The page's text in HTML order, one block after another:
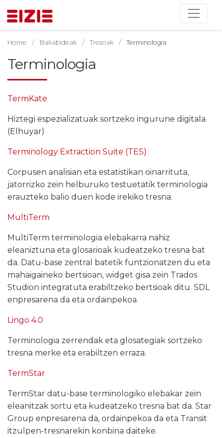
Home Baliabideak Tresnak Terminologia
Terminologia
TermKate
Hiztegi espezializatuak sortzeko ingurune digitala
(Elhuyar)
Terminology Extraction Suite (TES)
Corpusen analisian eta estatistikan oinarrituta,
jatorrizko zein helburuko testuetatik terminologia
erauzteko balio duen kode irekiko tresna.
MultiTerm
MultiTerm terminologia elebakarra nahiz
eleaniztuna eta glosarioak kudeatzeko tresna bat
da. Datu-base zentral batetik funtzionatzen du eta
mahaigaineko bertsioan, widget gisa zein Trados
Studion integratuta erabiltzeko bertsioak ditu. SDL
enpresarena da eta ordainpekoa.
Lingo 4.0
Terminologia zerrendak eta glosategiak sortzeko
tresna merke eta erabiltzen erraza.
TermStar
TermStar datu-base terminologiko elebakar zein
eleanitzak sortu eta kudeatzeko tresna bat da. Star
Group enpresarena da, ordainpekoa da eta Transit
itzulpen-tresnarekin konbina daiteke.